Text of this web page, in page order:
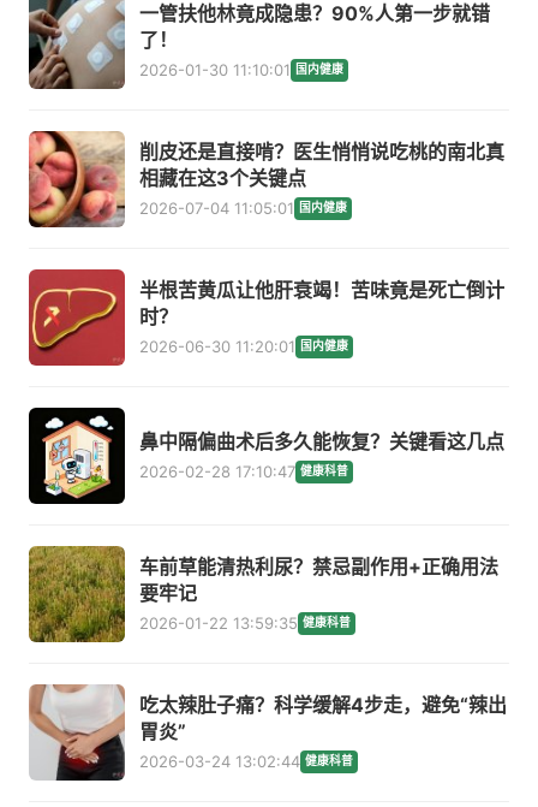
一管扶他林竟成隐患？90%人第一步就错
了！
2026-01-30 11:10:01 国内健康
削皮还是直接啃？医生悄悄说吃桃的南北真
相藏在这3个关键点
2026-07-04 11:05:01 国内健康
半根苦黄瓜让他肝衰竭！苦味竟是死亡倒计
时？
2026-06-30 11:20:01 国内健康
鼻中隔偏曲术后多久能恢复？关键看这几点
2026-02-28 17:10:47 健康科普
车前草能清热利尿？禁忌副作用+正确用法
要牢记
2026-01-22 13:59:35 健康科普
吃太辣肚子痛？科学缓解4步走，避免“辣出
胃炎”
2026-03-24 13:02:44 健康科普